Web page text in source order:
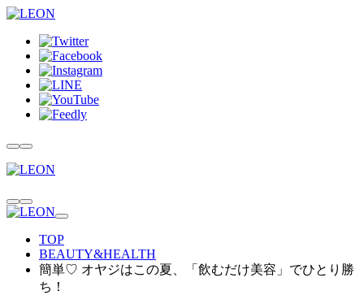
TOP
BEAUTY&HEALTH
簡単♡ オヤジはこの夏、「飲むだけ美容」でひとり勝
ち！